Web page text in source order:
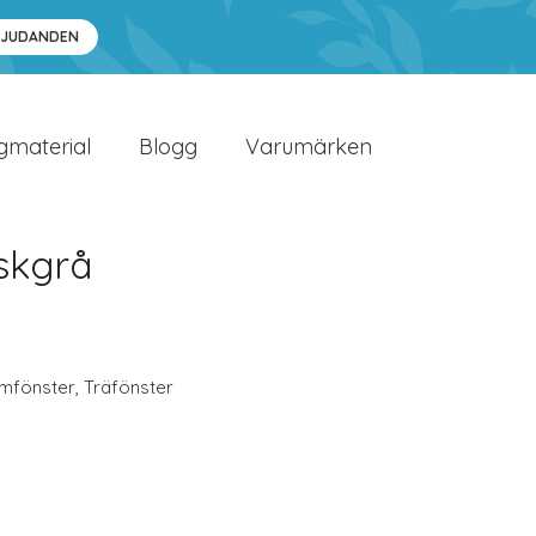
Blogg Varumärken
, Träfönster